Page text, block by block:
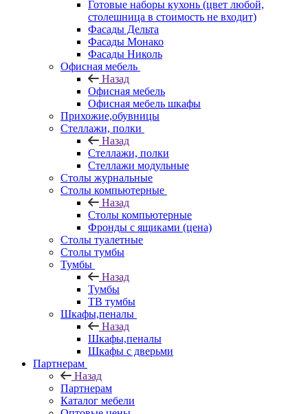
Готовые наборы кухонь (цвет любой,
столешница в стоимость не входит)
Фасады Дельта
Фасады Монако
Фасады Николь
Офисная мебель
Назад
Офисная мебель
Офисная мебель шкафы
Прихожие,обувницы
Стеллажи, полки
Назад
Стеллажи, полки
Стеллажи модульные
Столы журнальные
Столы компьютерные
Назад
Столы компьютерные
Фронды с ящиками (цена)
Столы туалетные
Столы тумбы
Тумбы
Назад
Тумбы
ТВ тумбы
Шкафы,пеналы
Назад
Шкафы,пеналы
Шкафы с дверьми
Партнерам
Назад
Партнерам
Каталог мебели